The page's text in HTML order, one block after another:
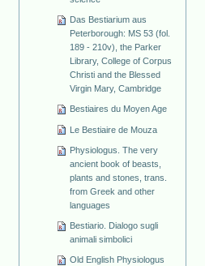
Das Bestiarium aus
Peterborough: MS 53 (fol.
189 - 210v), the Parker
Library, College of Corpus
Christi and the Blessed
Virgin Mary, Cambridge
Bestiaires du Moyen Age
Le Bestiaire de Mouza
Physiologus. The very
ancient book of beasts,
plants and stones, trans.
from Greek and other
languages
Bestiario. Dialogo sugli
animali simbolici
Old English Physiologus